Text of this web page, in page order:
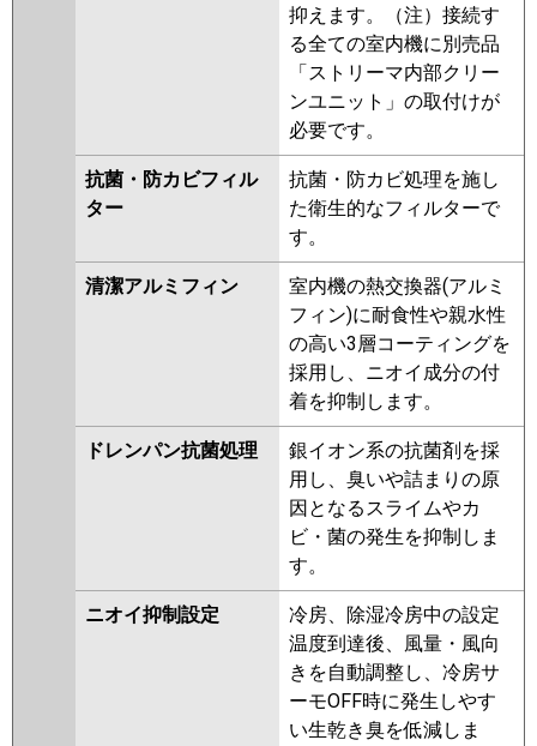
抑えます。（注）接続す
る全ての室内機に別売品
「ストリーマ内部クリー
ンユニット」の取付けが
必要です。
抗菌・防カビフィル
ター
抗菌・防カビ処理を施し
た衛生的なフィルターで
す。
清潔アルミフィン
室内機の熱交換器(アルミ
フィン)に耐食性や親水性
の高い3層コーティングを
採用し、ニオイ成分の付
着を抑制します。
ドレンパン抗菌処理
銀イオン系の抗菌剤を採
用し、臭いや詰まりの原
因となるスライムやカ
ビ・菌の発生を抑制しま
す。
ニオイ抑制設定
冷房、除湿冷房中の設定
温度到達後、風量・風向
きを自動調整し、冷房サ
ーモOFF時に発生しやす
い生乾き臭を低減しま